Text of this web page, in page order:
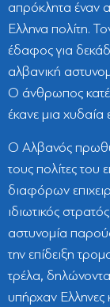
απρόκλητα έναν
Ελληνα πολίτη.
έδαφος για
αλβανική
Ο άνθρωπος
έκανε μια χυδαία
Ο Αλβανός
τους πολίτες του
διαφόρων
ιδιωτικός
αστυνομία
την επίδειξη
τρέλα,
υπήρχαν Ελληνες